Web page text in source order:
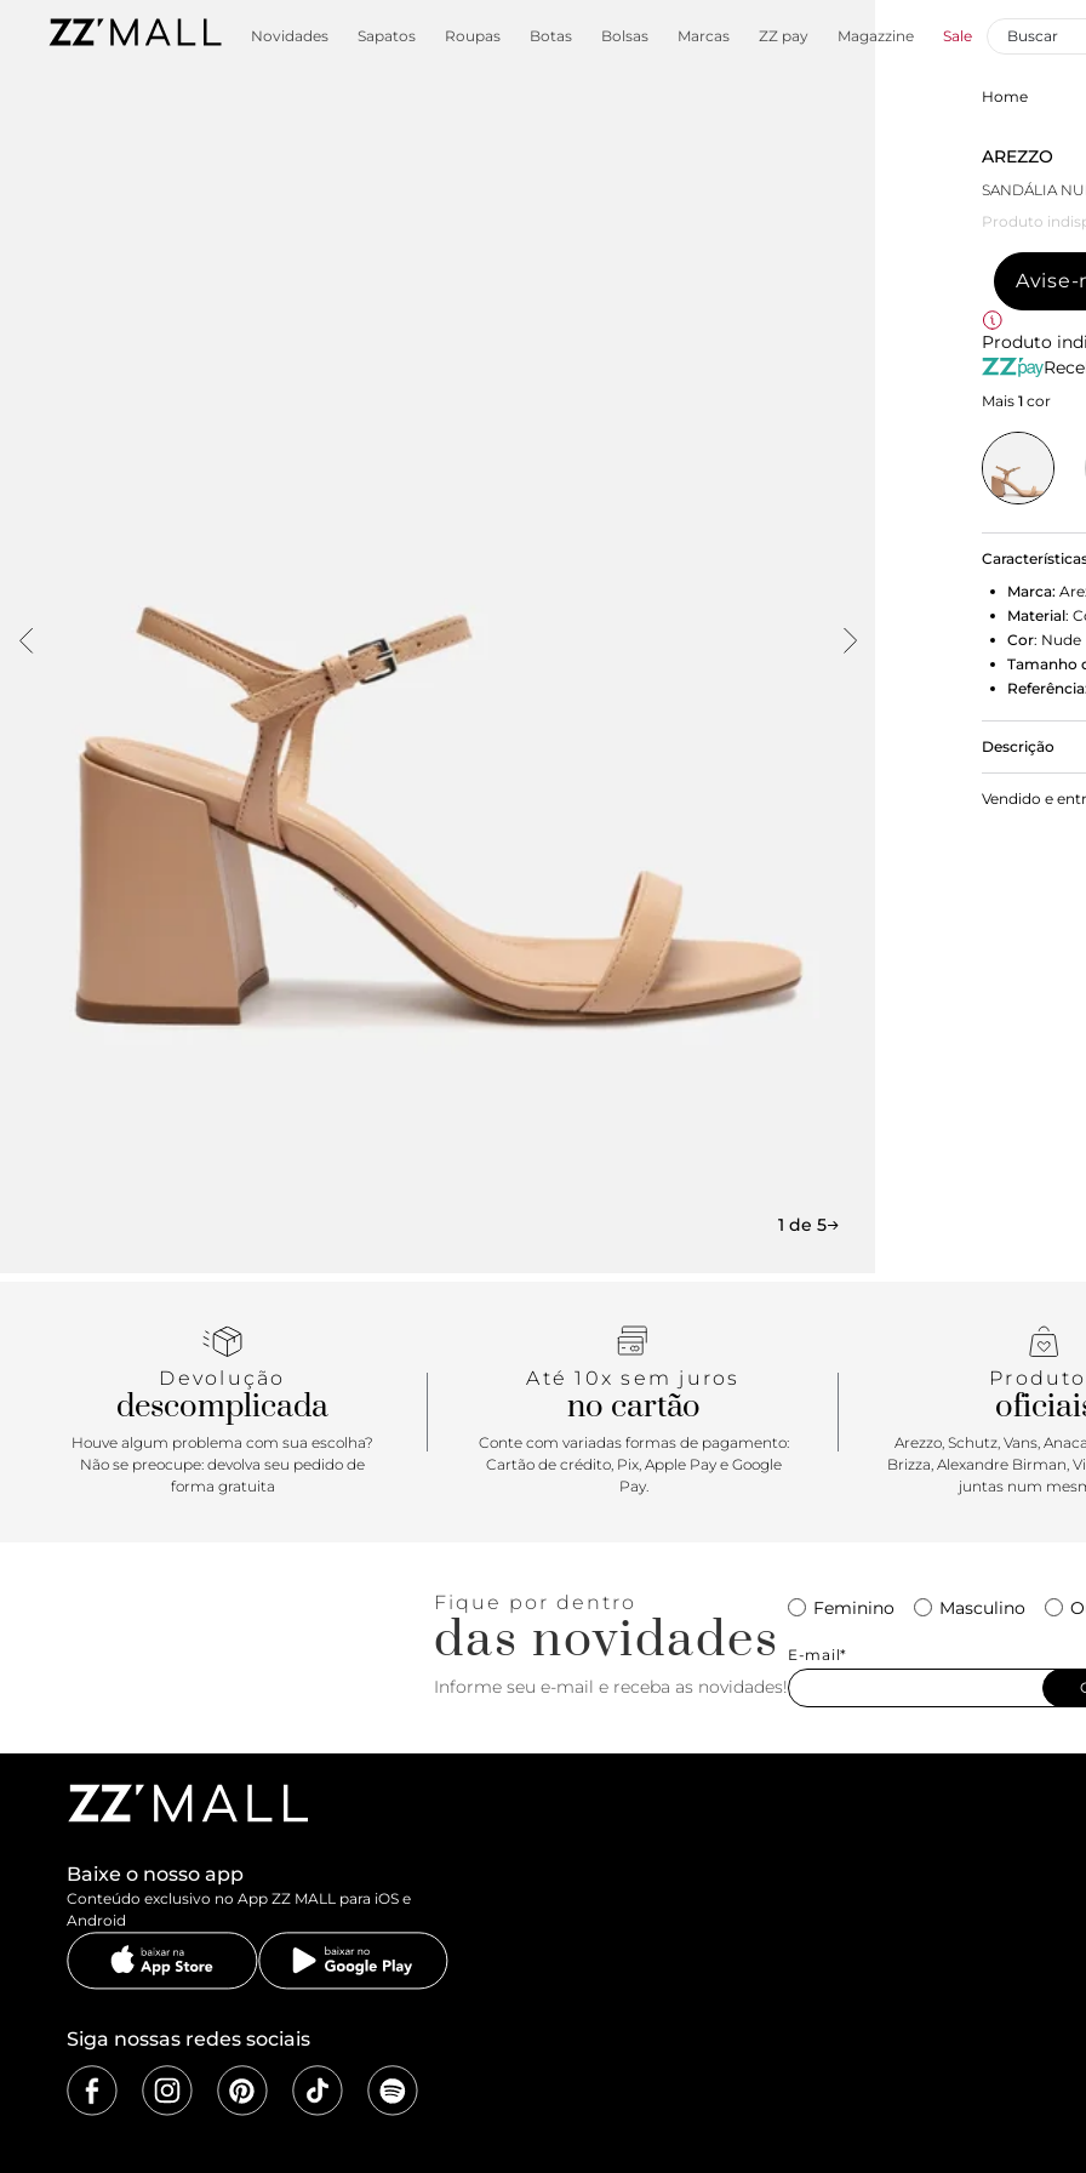
Novidades Sapatos Roupas Botas Bolsas Marcas ZZ pay Magazzine Sale
1 de 5
Home
AREZZO
SANDÁLIA
Produto
Avise-
Produto
Mais 1 cor
Marca:
Material:
Cor: Nude
Tamanho
Referência:
Descrição
Sandália
bico
Vendido e
Devolução
descomplicada
Houve algum problema com sua escolha?
Não se preocupe: devolva seu pedido de
forma gratuita
Até 10x sem juros
no cartão
Conte com variadas formas de pagamento:
Cartão de crédito, Pix, Apple Pay e Google
Pay.
Arezzo, Schutz, Vans,
Brizza, Alexandre Birman,
juntas num
Fique por dentro
das novidades
Informe seu e-mail e receba as novidades!
Feminino Masculino
E-mail*
Baixe o nosso app
Conteúdo exclusivo no App ZZ MALL para iOS e
Android
Siga nossas redes sociais